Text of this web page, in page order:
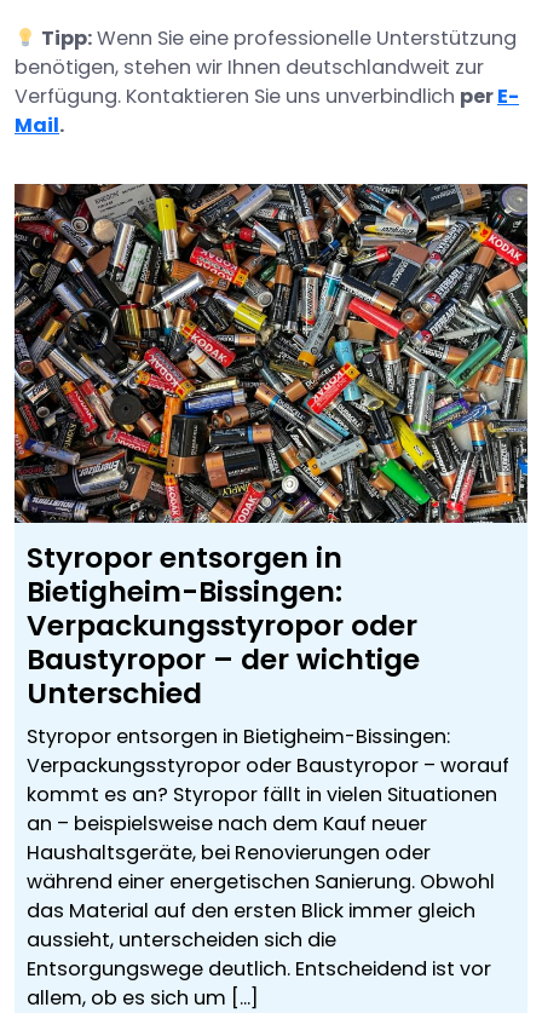
Tipp:Wenn Sie eine professionelle Unterstützung
benötigen, stehen wir Ihnen deutschlandweit zur
Verfügung. Kontaktieren Sie uns unverbindlich perE-
Mail.
Styropor entsorgen in
Bietigheim-Bissingen:
Verpackungsstyropor oder
Baustyropor – der wichtige
Unterschied
Styropor entsorgen in Bietigheim-Bissingen:
Verpackungsstyropor oder Baustyropor – worauf
kommt es an? Styropor fällt in vielen Situationen
an – beispielsweise nach dem Kauf neuer
Haushaltsgeräte, bei Renovierungen oder
während einer energetischen Sanierung. Obwohl
das Material auf den ersten Blick immer gleich
aussieht, unterscheiden sich die
Entsorgungswege deutlich. Entscheidend ist vor
allem, ob es sich um [...]